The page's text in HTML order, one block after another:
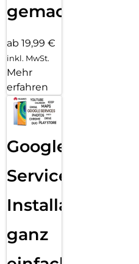
gemacht!
ab 19,99 €
inkl. MwSt.
Mehr
erfahren
Google
Services
Installation
ganz